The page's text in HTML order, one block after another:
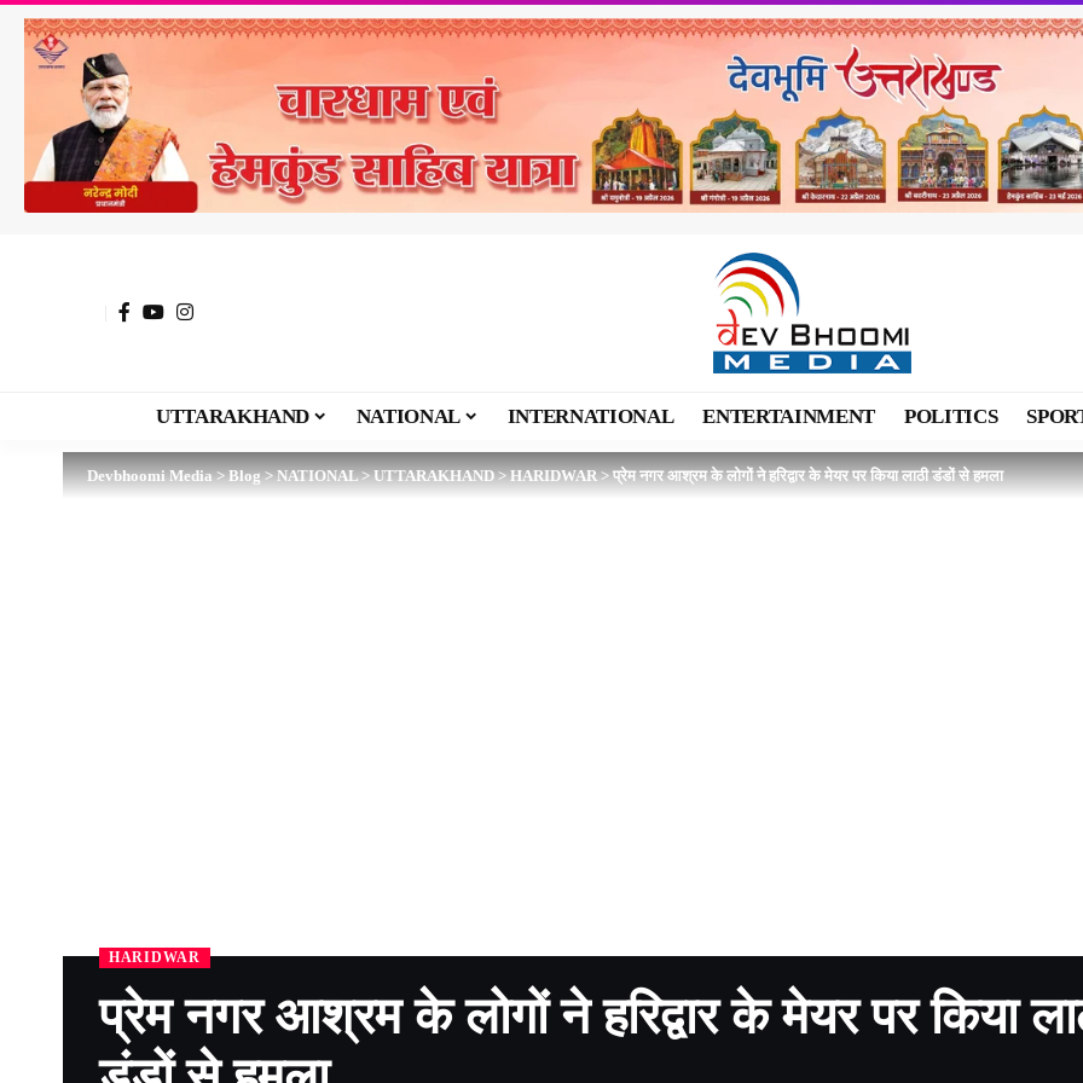
UTTARAKHAND NATIONAL INTERNATIONAL ENTERTAINMENT POLITICS
Devbhoomi Media>Blog>NATIONAL>UTTARAKHAND>HARIDWAR>प्रेम नगर आश्रम के लोगों ने हरिद्वार के मेयर पर किया लाठी डंडों से हमला
HARIDWAR
प्रेम नगर आश्रम के लोगों ने हरिद्वार के मेयर पर किया